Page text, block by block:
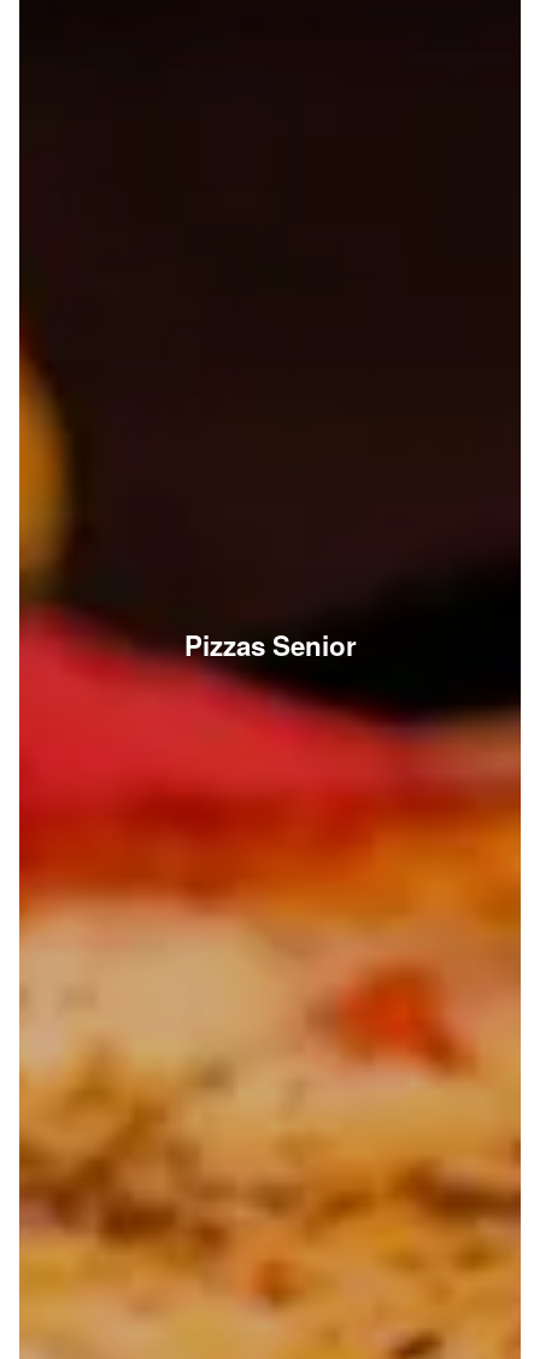
Pizzas Senior